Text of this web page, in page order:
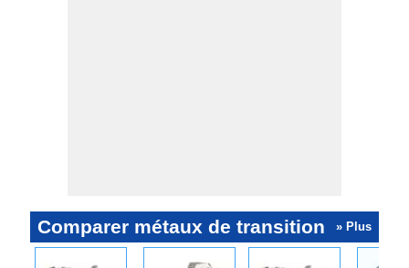
Comparer métaux de transition » Plus